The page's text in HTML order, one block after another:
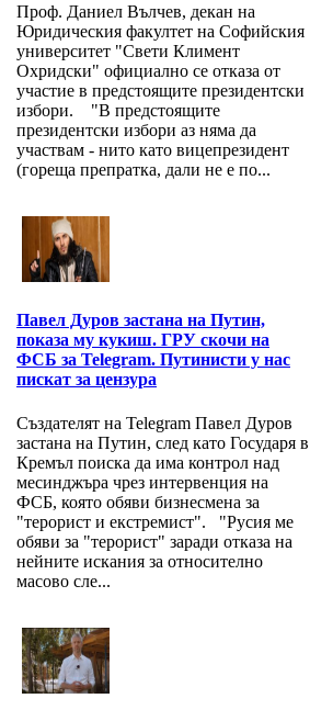
Проф. Даниел Вълчев, декан на
Юридическия факултет на Софийския
университет "Свети Климент
Охридски" официално се отказа от
участие в предстоящите президентски
избори. "В предстоящите
президентски избори аз няма да
участвам - нито като вицепрезидент
(гореща препратка, дали не е по...
Павел Дуров застана на Путин,
показа му кукиш. ГРУ скочи на
ФСБ за Telegram. Путинисти у нас
пискат за цензура
Създателят на Telegram Павел Дуров
застана на Путин, след като Государя в
Кремъл поиска да има контрол над
месинджъра чрез интервенция на
ФСБ, която обяви бизнесмена за
"терорист и екстремист". "Русия ме
обяви за "терорист" заради отказа на
нейните искания за относително
масово сле...